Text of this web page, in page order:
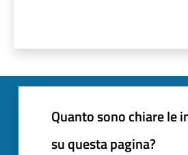
Quanto sono chiare le
su questa pagina?